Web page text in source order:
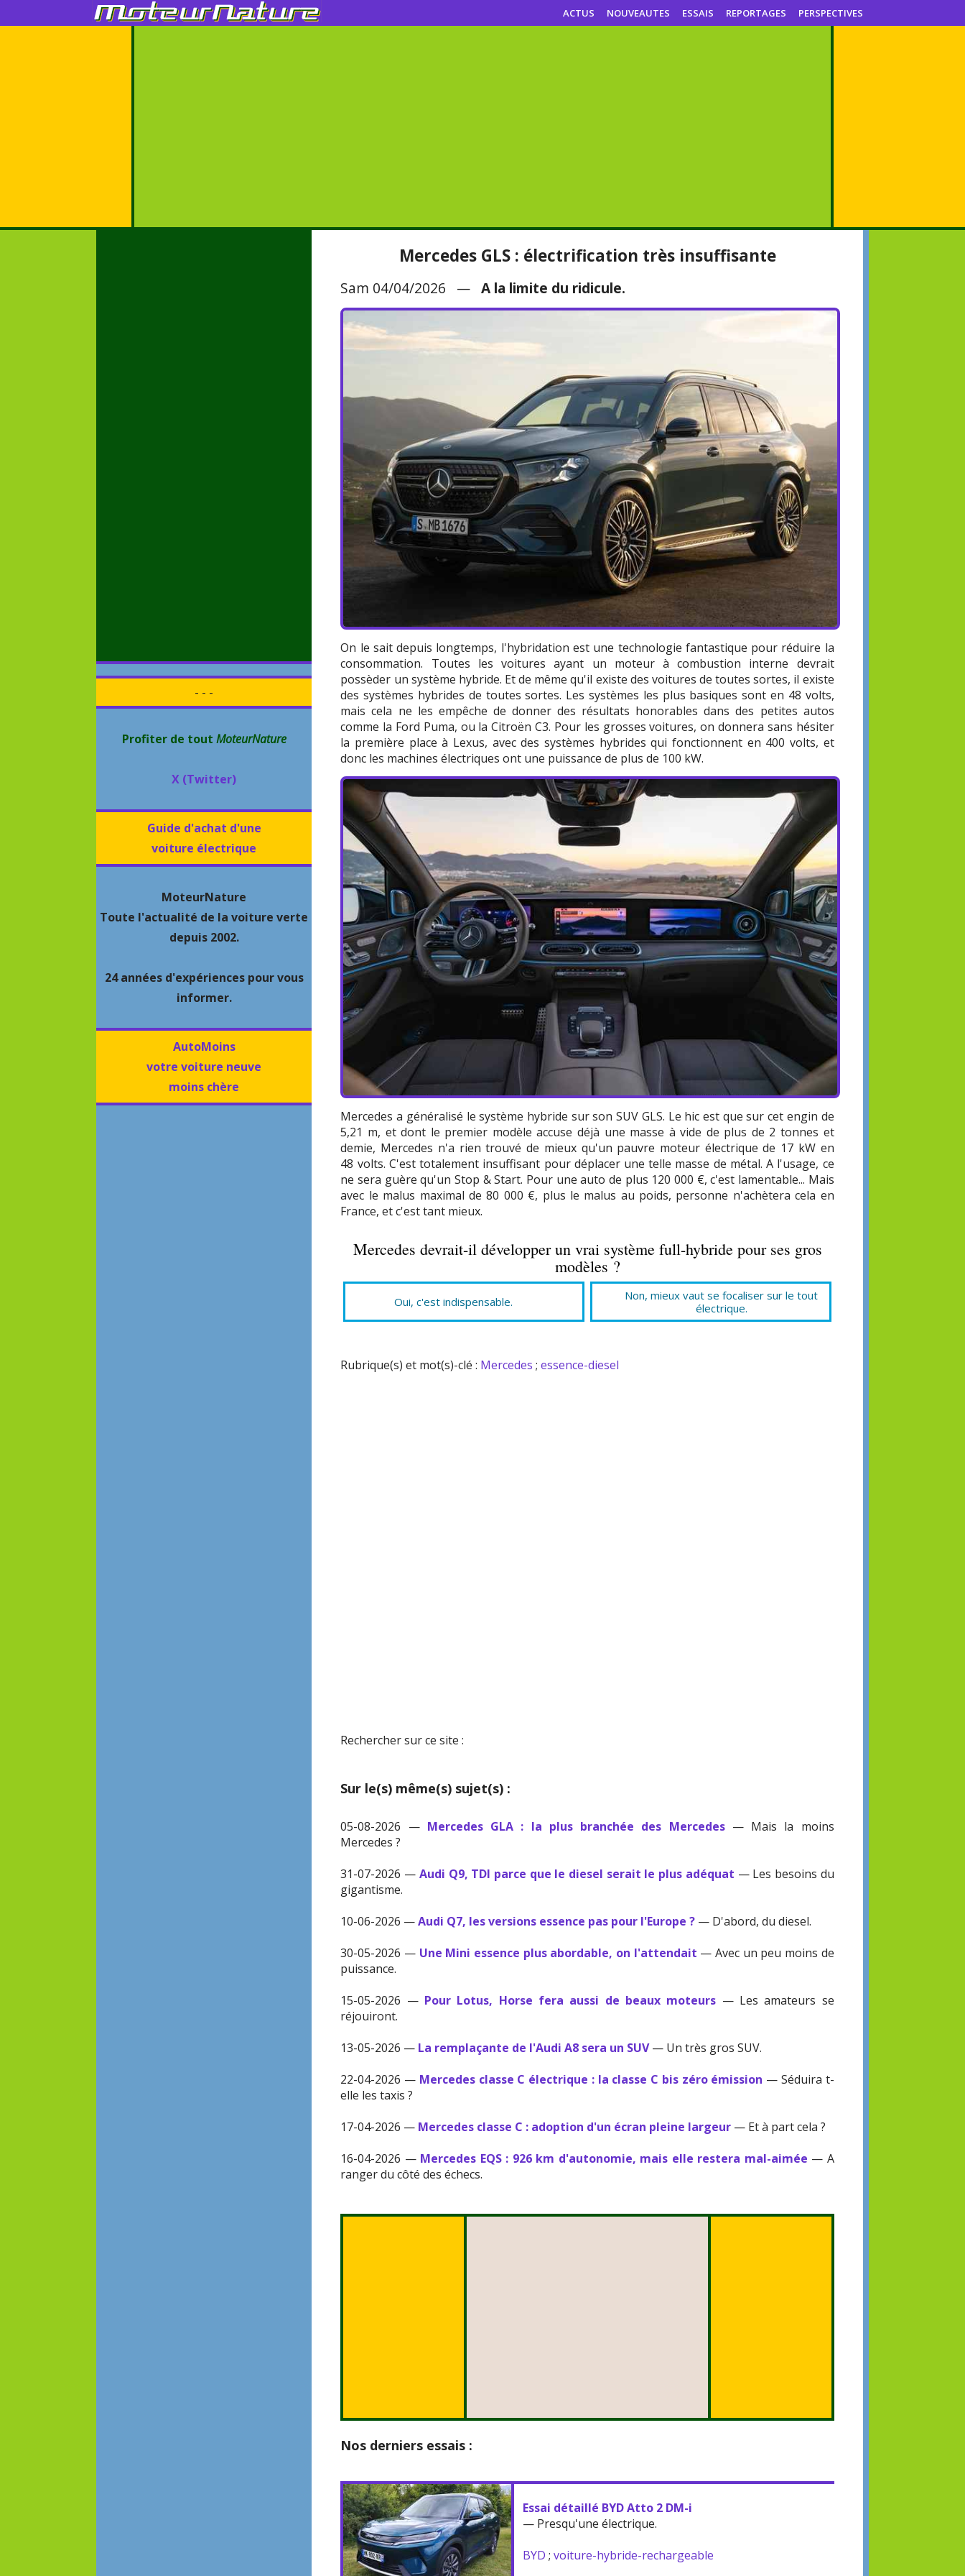
ACTUS NOUVEAUTES ESSAIS REPORTAGES PERSPECTIVES
- - -
Profiter de tout MoteurNature
X (Twitter)
Guide d'achat d'une
voiture électrique
MoteurNature
Toute l'actualité de la voiture verte
depuis 2002.
24 années d'expériences pour vous
informer.
AutoMoins
votre voiture neuve
moins chère
Mercedes GLS : électrification très insuffisante
Sam 04/04/2026 —A la limite du ridicule.
On le sait depuis longtemps, l'hybridation est une technologie fantastique pour réduire la
consommation. Toutes les voitures ayant un moteur à combustion interne devrait
possèder un système hybride. Et de même qu'il existe des voitures de toutes sortes, il existe
des systèmes hybrides de toutes sortes. Les systèmes les plus basiques sont en 48 volts,
mais cela ne les empêche de donner des résultats honorables dans des petites autos
comme la Ford Puma, ou la Citroën C3. Pour les grosses voitures, on donnera sans hésiter
la première place à Lexus, avec des systèmes hybrides qui fonctionnent en 400 volts, et
donc les machines électriques ont une puissance de plus de 100 kW.
Mercedes a généralisé le système hybride sur son SUV GLS. Le hic est que sur cet engin de
5,21 m, et dont le premier modèle accuse déjà une masse à vide de plus de 2 tonnes et
demie, Mercedes n'a rien trouvé de mieux qu'un pauvre moteur électrique de 17 kW en
48 volts. C'est totalement insuffisant pour déplacer une telle masse de métal. A l'usage, ce
ne sera guère qu'un Stop & Start. Pour une auto de plus 120 000 €, c'est lamentable... Mais
avec le malus maximal de 80 000 €, plus le malus au poids, personne n'achètera cela en
France, et c'est tant mieux.
Mercedes devrait-il développer un vrai système full-hybride pour ses gros
modèles ?
Oui, c'est indispensable.
Non, mieux vaut se focaliser sur le tout
électrique.
Rubrique(s) et mot(s)-clé : Mercedes ;essence-diesel
Rechercher sur ce site :
Sur le(s) même(s) sujet(s) :
05-08-2026 — Mercedes GLA : la plus branchée des Mercedes— Mais la moins
Mercedes ?
31-07-2026 — Audi Q9, TDI parce que le diesel serait le plus adéquat — Les besoins du
gigantisme.
10-06-2026 —Audi Q7, les versions essence pas pour l'Europe ? — D'abord, du diesel.
30-05-2026 — Une Mini essence plus abordable, on l'attendait — Avec un peu moins de
puissance.
15-05-2026 — Pour Lotus, Horse fera aussi de beaux moteurs — Les amateurs se
réjouiront.
13-05-2026 — La remplaçante de l'Audi A8 sera un SUV— Un très gros SUV.
22-04-2026 — Mercedes classe C électrique : la classe C bis zéro émission — Séduira t-
elle les taxis ?
17-04-2026 — Mercedes classe C : adoption d'un écran pleine largeur — Et à part cela ?
16-04-2026 — Mercedes EQS : 926 km d'autonomie, mais elle restera mal-aimée — A
ranger du côté des échecs.
Nos derniers essais :
Essai détaillé BYD Atto 2 DM-i
— Presqu'une électrique.
BYD ;voiture-hybride-rechargeable